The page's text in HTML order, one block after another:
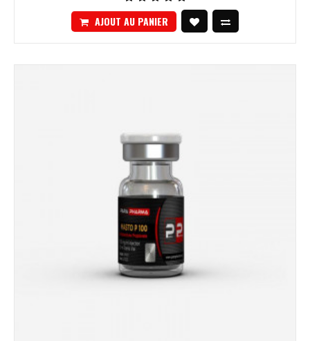
AJOUT AU PANIER